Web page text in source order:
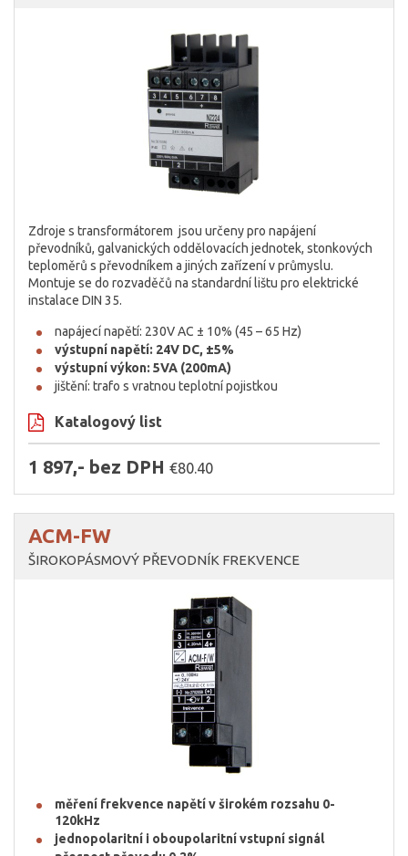
Zdroje s transformátorem jsou určeny pro napájení
převodníků, galvanických oddělovacích jednotek, stonkových
teploměrů s převodníkem a jiných zařízení v průmyslu.
Montuje se do rozvaděčů na standardní lištu pro elektrické
instalace DIN 35.
napájecí napětí: 230V AC ± 10% (45 – 65 Hz)
výstupní napětí: 24V DC, ±5%
výstupní výkon: 5VA (200mA)
jištění: trafo s vratnou teplotní pojistkou
Katalogový list
1 897,- bez DPH €80.40
ACM-FW
ŠIROKOPÁSMOVÝ PŘEVODNÍK FREKVENCE
měření frekvence napětí v širokém rozsahu 0-
120kHz
jednopolaritní i oboupolaritní vstupní signál